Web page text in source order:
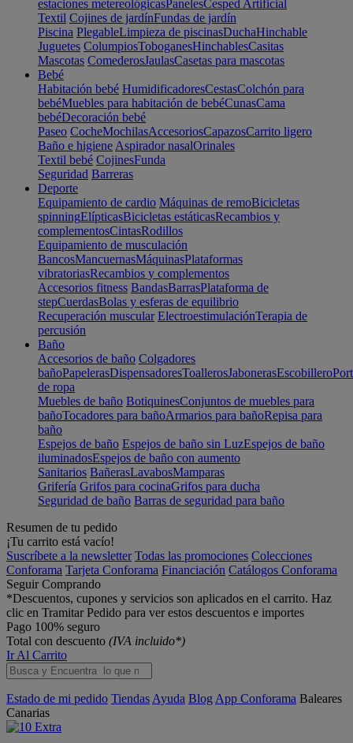
estaciones metereológicasPanelesCesped Artificial
Textil Cojines de jardínFundas de jardín
Piscina PlegableLimpieza de piscinasDuchaHinchable
Juguetes ColumpiosToboganesHinchablesCasitas
Mascotas ComederosJaulasCasetas para mascotas
Bebé
Habitación bebé HumidificadoresCestasColchón para
bebéMuebles para habitación de bebéCunasCama
bebéDecoración bebé
Paseo CocheMochilasAccesoriosCapazosCarrito ligero
Baño e higiene Aspirador nasalOrinales
Textil bebé CojinesFunda
Seguridad Barreras
Deporte
Equipamiento de cardio Máquinas de remoBicicletas
spinningElípticasBicicletas estáticasRecambios y
complementosCintasRodillos
Equipamiento de musculación
BancosMancuernasMáquinasPlataformas
vibratoriasRecambios y complementos
Accesorios fitness BandasBarrasPlataforma de
stepCuerdasBolas y esferas de equilibrio
Recuperación muscular ElectroestimulaciónTerapia de
percusión
Baño
Accesorios de baño Colgadores
bañoPapelerasDispensadoresToallerosJabonerasEscobillero
de ropa
Muebles de baño BotiquinesConjuntos de muebles para
bañoTocadores para bañoArmarios para bañoRepisa para
baño
Espejos de baño Espejos de baño sin LuzEspejos de baño
iluminadosEspejos de baño con aumento
Sanitarios BañerasLavabosMamparas
Grifería Grifos para cocinaGrifos para ducha
Seguridad de baño Barras de seguridad para baño
Resumen de tu pedido
¡Tu carrito está vacío!
Suscríbete a la newsletter Todas las promociones Colecciones
Conforama Tarjeta Conforama Financiación Catálogos Conforama
Seguir Comprando
*Descuentos, cupones y servicios son aplicados en el carrito. Haz
clic en Tramitar Pedido para ver estos descuentos e importes
Pago 100% seguro
Total con descuento (IVA incluido*)
Ir Al Carrito
Estado de mi pedido Tiendas Ayuda Blog App Conforama Baleares
Canarias